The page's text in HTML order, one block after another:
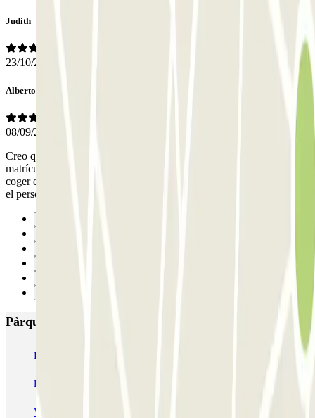
Judith
23/10/2025
Alberto
08/09/2025
Creo que la gestión no es la correcta lo ideal sería dar el número de
matrícula y cuando llegues q se abra sola la puerta y no tener q
coger el tiket y la salida igual no q me tocó llamar x tlf para abrirme
el personal fue amable conmigo. Un saludo
Pàrquings més valorats a Valladolid
IC Plaza de Portugalete
Plaza del Milenio
Valladolid Centro - Doctrinos